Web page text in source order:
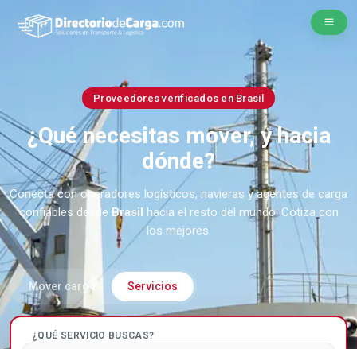
Proveedores verificados en Brasil
¿Qué necesitas mover, y hacia
dónde?
Conecta con operadores logísticos, navieras y agentes de carga
confiables desde Brasil hacia el resto del mundo. Cotiza con
los mejores.
Mover carga Servicios
¿QUÉ SERVICIO BUSCAS?